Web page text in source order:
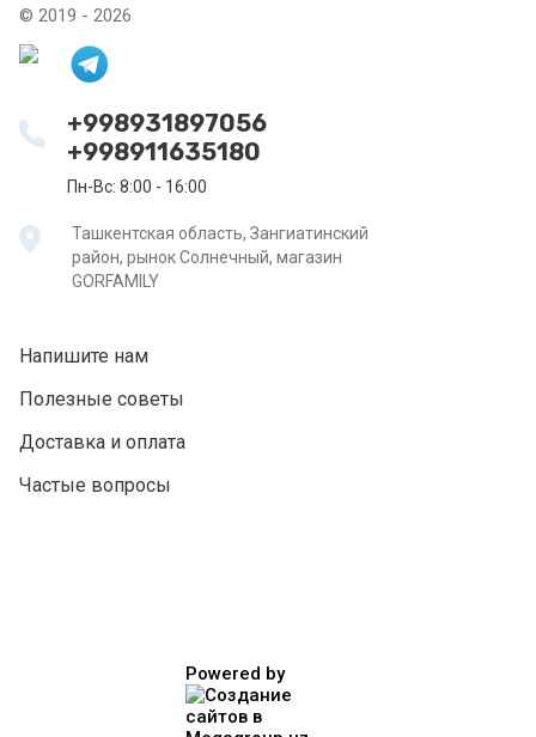
© 2019 - 2026
+998931897056
+998911635180
Пн-Вс: 8:00 - 16:00
Ташкентская область, Зангиатинский
район, рынок Солнечный, магазин
GORFAMILY
Напишите нам
Полезные советы
Доставка и оплата
Частые вопросы
Powered by